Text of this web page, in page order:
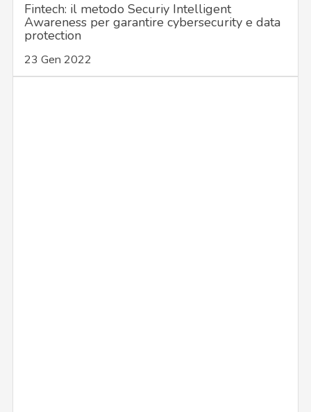
Fintech: il metodo Securiy Intelligent
Awareness per garantire cybersecurity e data
protection
23 Gen 2022